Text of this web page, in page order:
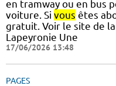
en tramway ou en bus
voiture. Si vous êtes
gratuit. Voir le site de
Lapeyronie Une
17/06/2026 13:48
PAGES